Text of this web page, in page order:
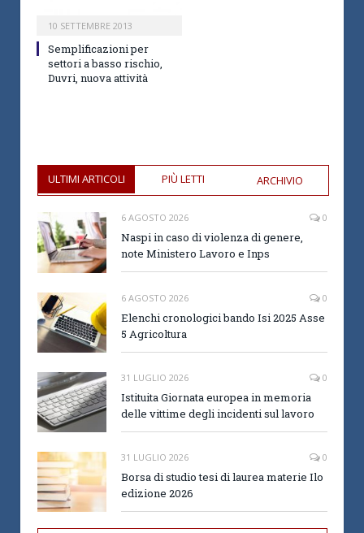
10 SETTEMBRE 2013
Semplificazioni per
settori a basso rischio,
Duvri, nuova attività
ULTIMI ARTICOLI PIÙ LETTI ARCHIVIO
6 AGOSTO 2026 0
Naspi in caso di violenza di genere,
note Ministero Lavoro e Inps
6 AGOSTO 2026 0
Elenchi cronologici bando Isi 2025 Asse
5 Agricoltura
31 LUGLIO 2026 0
Istituita Giornata europea in memoria
delle vittime degli incidenti sul lavoro
31 LUGLIO 2026 0
Borsa di studio tesi di laurea materie Ilo
edizione 2026